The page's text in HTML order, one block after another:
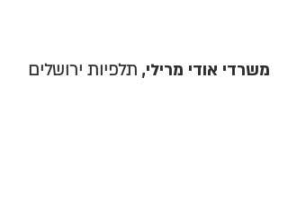
משרדי אודי מרילי, תלפיות ירושלים